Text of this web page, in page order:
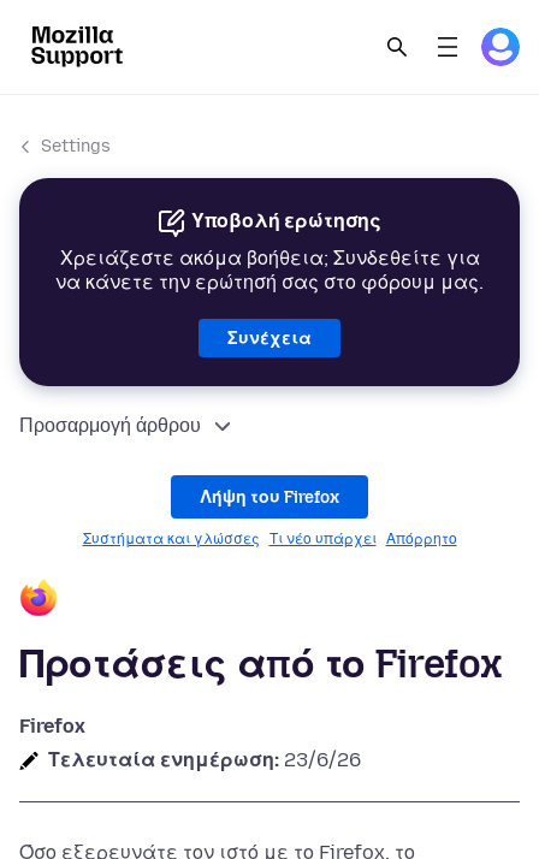
Settings
Υποβολή ερώτησης
Χρειάζεστε ακόμα βοήθεια; Συνδεθείτε για
να κάνετε την ερώτησή σας στο φόρουμ μας.
Συνέχεια
Προσαρμογή άρθρου
Λήψη του Firefox
Συστήματα και γλώσσες Τι νέο υπάρχει Απόρρητο
Προτάσεις από το Firefox
Firefox
Τελευταία ενημέρωση: 23/6/26
Όσο εξερευνάτε τον ιστό με το Firefox, το